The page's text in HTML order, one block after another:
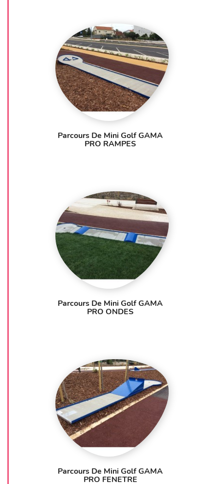
Parcours De Mini Golf GAMA
PRO RAMPES
Parcours De Mini Golf GAMA
PRO ONDES
Parcours De Mini Golf GAMA
PRO FENETRE